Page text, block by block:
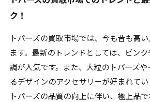
ク！
トパーズの買取市場では、今も昔も高
ます。最新のトレンドとしては、ピン
調が人気です。また、大粒のトパーズ
るデザインのアクセサリーが好まれてい
トパーズの品質の向上に伴い、極上品